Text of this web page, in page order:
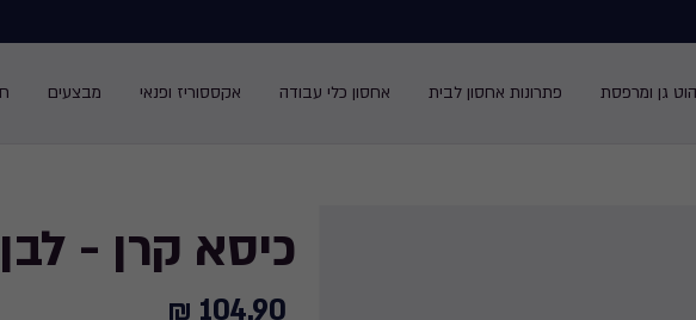
גן ומרפסת פתרונות אחסון לבית אחסון כלי עבודה אקססוריז ופנאי מבצעים
כיסא קרן - לבן
104.90
104.90 ₪